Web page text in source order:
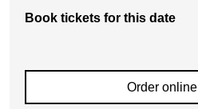
Book tickets for this date
Order online